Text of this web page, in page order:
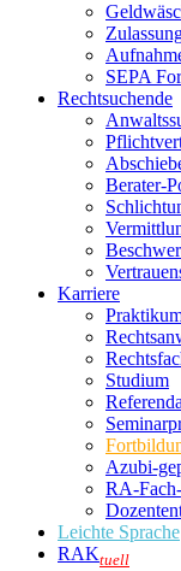
SEPA
Rechtsuchende
Berater-
Karriere
Studium
Azubi-
RA-
Leichte Sprache
RAKtuell